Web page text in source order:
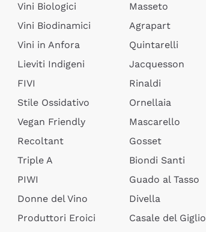
Vini Biologici
Vini Biodinamici
Vini in Anfora
Lieviti Indigeni
FIVI
Stile Ossidativo
Vegan Friendly
Recoltant
Triple A
PIWI
Donne del Vino
Produttori Eroici
Masseto
Agrapart
Quintarelli
Jacquesson
Rinaldi
Ornellaia
Mascarello
Gosset
Biondi Santi
Guado al Tasso
Divella
Casale del Giglio